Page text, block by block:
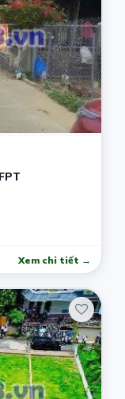
Xem chi tiết →